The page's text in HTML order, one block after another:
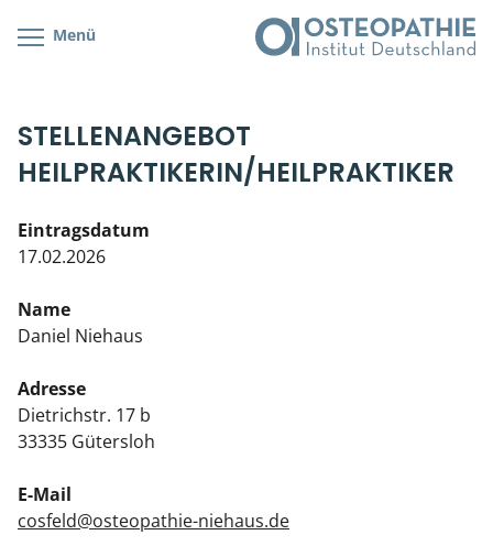
Menü
STELLENANGEBOT
HEILPRAKTIKERIN/HEILPRAKTIKER
Eintragsdatum
17.02.2026
Name
Daniel Niehaus
Adresse
Dietrichstr. 17 b
33335 Gütersloh
E-Mail
cosfeld@osteopathie-niehaus.de
Cranial/Neurale Osteopathie
Parietale Osteopathie
Viszerale Osteopathie
Prüfung & Zertifikation
Live Online-Kurse
Postgraduate- & Spezialkurse
Kiefergelenkkurse
Bonus-Programm
Veranstaltungsticket DB
Wissenswertes
Teilnehmerliste
Stellenbörse
Soziales Engagement